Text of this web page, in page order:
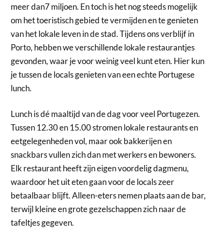
meer dan7 miljoen. En toch is het nog steeds mogelijk
om het toeristisch gebied te vermijden en te genieten
van het lokale leven in de stad. Tijdens ons verblijf in
Porto, hebben we verschillende lokale restaurantjes
gevonden, waar je voor weinig veel kunt eten. Hier kun
je tussen de locals genieten van een echte Portugese
lunch.
Lunch is dé maaltijd van de dag voor veel Portugezen.
Tussen 12.30 en 15.00 stromen lokale restaurants en
eetgelegenheden vol, maar ook bakkerijen en
snackbars vullen zich dan met werkers en bewoners.
Elk restaurant heeft zijn eigen voordelig dagmenu,
waardoor het uit eten gaan voor de locals zeer
betaalbaar blijft. Alleen-eters nemen plaats aan de bar,
terwijl kleine en grote gezelschappen zich naar de
tafeltjes gegeven.